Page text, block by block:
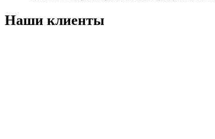
Наши клиенты